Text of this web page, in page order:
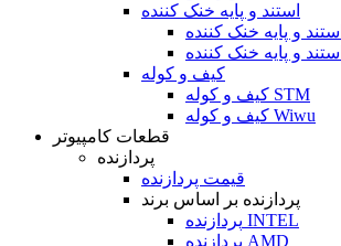
استند و پایه خنک کننده
کیف و کوله
کیف و کوله STM
کیف و کوله Wiwu
قطعات کامپیوتر
پردازنده
قیمت پردازنده
پردازنده بر اساس برند
پردازنده INTEL
پردازنده AMD